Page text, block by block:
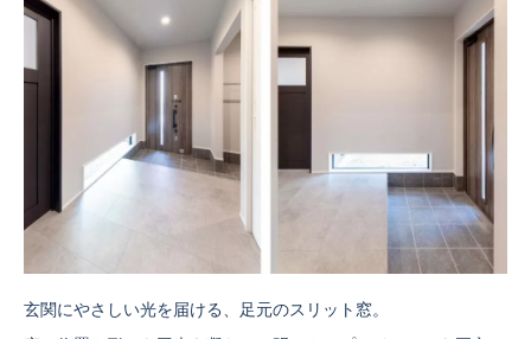
玄関にやさしい光を届ける、足元のスリット窓。